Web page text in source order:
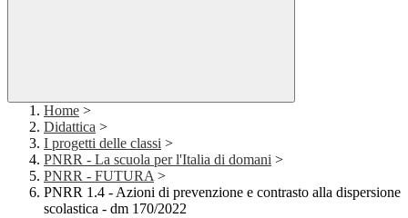
Home >
Didattica >
I progetti delle classi >
PNRR - La scuola per l'Italia di domani >
PNRR - FUTURA >
PNRR 1.4 - Azioni di prevenzione e contrasto alla dispersione
scolastica - dm 170/2022